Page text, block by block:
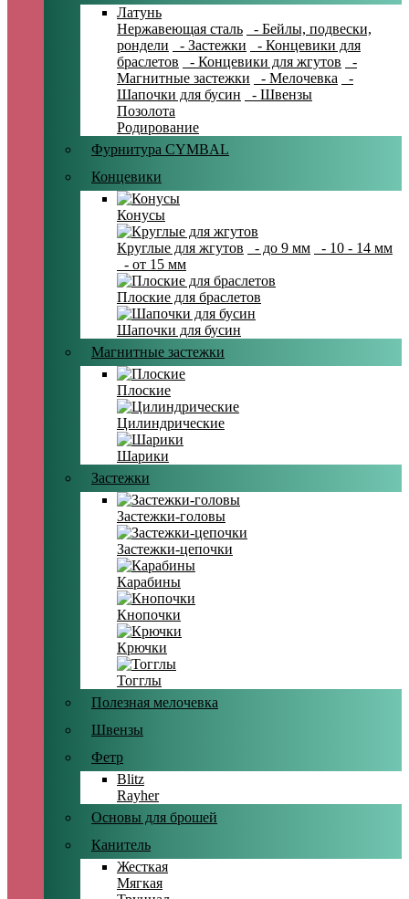
Латунь
Нержавеющая сталь
- Бейлы, подвески,
рондели
- Застежки
- Концевики для
браслетов
- Концевики для жгутов
-
Магнитные застежки
- Мелочевка
-
Шапочки для бусин
- Швензы
Позолота
Родирование
Фурнитура CYMBAL
Концевики
Конусы
Круглые для жгутов - до 9 мм
- 10 - 14 мм
- от 15 мм
Плоские для браслетов
Шапочки для бусин
Магнитные застежки
Плоские
Цилиндрические
Шарики
Застежки
Застежки-головы
Застежки-цепочки
Карабины
Кнопочки
Крючки
Тогглы
Полезная мелочевка
Швензы
Фетр
Blitz
Rayher
Основы для брошей
Канитель
Жесткая
Мягкая